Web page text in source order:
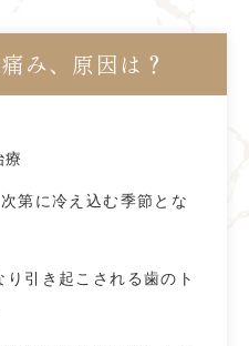
み、原因は？
療
第に冷え込む季節とな
引き起こされる歯のト